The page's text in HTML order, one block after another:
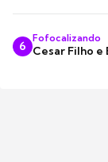
6
Fofocalizando
Cesar Filho